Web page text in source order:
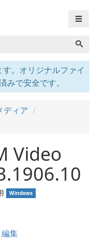
☰
。オリジナルファイ
みで安全です。
ディア
Video
Windows
編集